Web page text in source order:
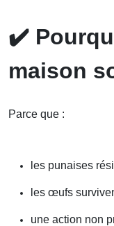
✔️
maison
Parce que :
les punaises
les œufs
une action non